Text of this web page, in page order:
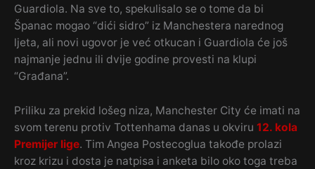
Guardiola. Na sve to, spekulisalo se o tome da bi
Španac mogao “dići sidro” iz Manchestera narednog
ljeta, ali novi ugovor je već otkucan i Guardiola će još
najmanje jednu ili dvije godine provesti na klupi
“Građana”.
Priliku za prekid lošeg niza, Manchester City će imati na
svom terenu protiv Tottenhama danas u okviru 12. kola
Premijer lige. Tim Angea Postecoglua takođe prolazi
kroz krizu i dosta je natpisa i anketa bilo oko toga treba